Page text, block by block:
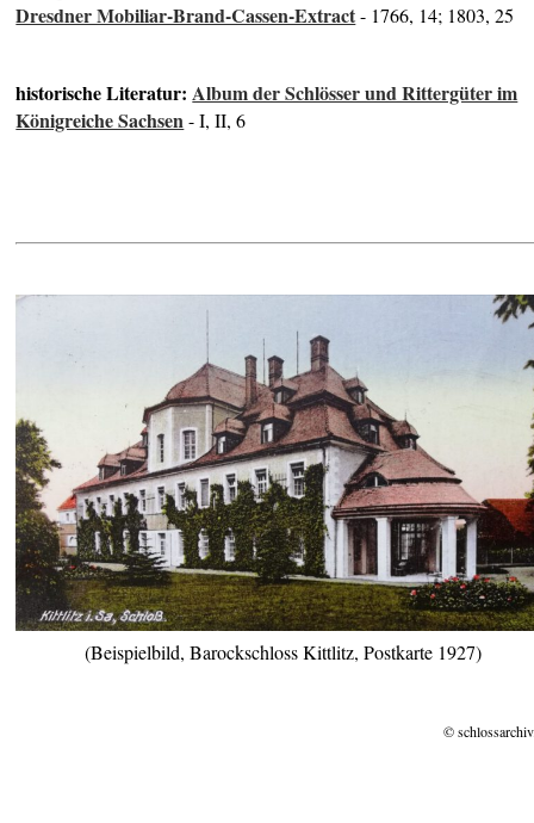
Dresdner Mobiliar-Brand-Cassen-Extract- 1766, 14; 1803, 25
historische Literatur:Album der Schlösser und Rittergüter im
Königreiche Sachsen- I, II, 6
(Beispielbild, Barockschloss Kittlitz, Postkarte 1927)
©